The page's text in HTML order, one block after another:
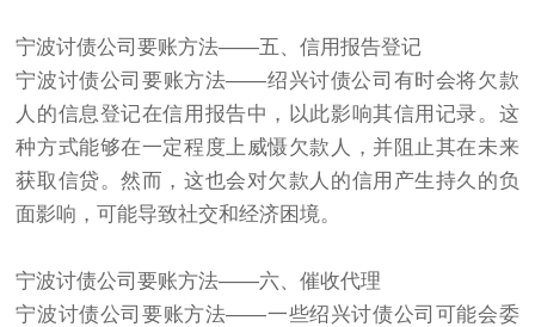
宁波讨债公司要账方法——五、信用报告登记
宁波讨债公司要账方法——绍兴讨债公司有时会将欠款
人的信息登记在信用报告中，以此影响其信用记录。这
种方式能够在一定程度上威慑欠款人，并阻止其在未来
获取信贷。然而，这也会对欠款人的信用产生持久的负
面影响，可能导致社交和经济困境。
宁波讨债公司要账方法——六、催收代理
宁波讨债公司要账方法——一些绍兴讨债公司可能会委